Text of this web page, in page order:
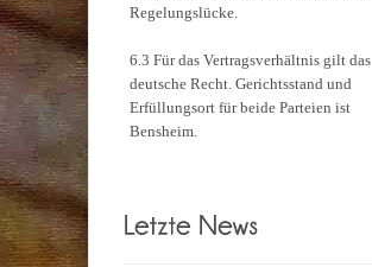
Regelungslücke.
6.3 Für das Vertragsverhältnis gilt das
deutsche Recht. Gerichtsstand und
Erfüllungsort für beide Parteien ist
Bensheim.